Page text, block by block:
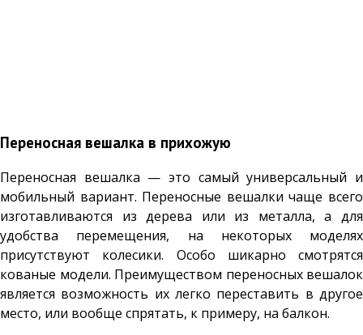
Переносная вешалка в прихожую
Переносная вешалка — это самый универсальный и
мобильный вариант. Переносные вешалки чаще всего
изготавливаются из дерева или из металла, а для
удобства перемещения, на некоторых моделях
присутствуют колесики. Особо шикарно смотрятся
кованые модели. Преимуществом переносных вешалок
является возможность их легко переставить в другое
место, или вообще спрятать, к примеру, на балкон.